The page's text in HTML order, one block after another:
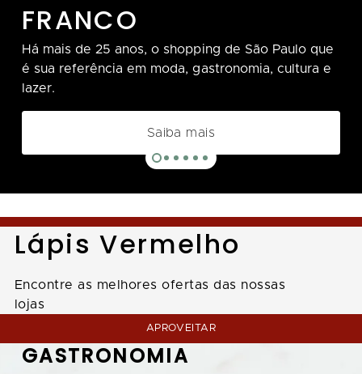
FRANCO
Há mais de 25 anos, o shopping de São Paulo que
é sua referência em moda, gastronomia, cultura e
lazer.
Saiba mais
Lápis Vermelho
Encontre as melhores ofertas das nossas
lojas
APROVEITAR
GASTRONOMIA